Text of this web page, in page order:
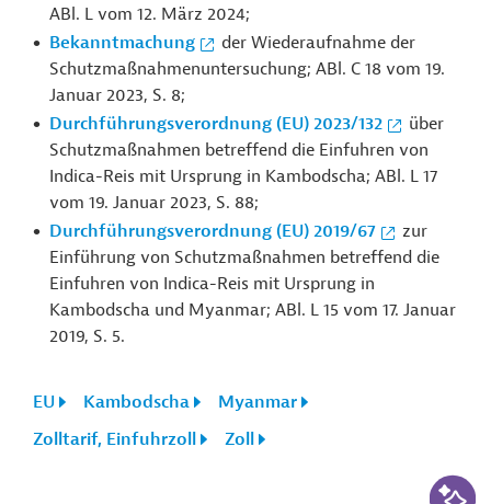
ABl. L vom 12. März 2024;
Bekanntmachung
der Wiederaufnahme der
Schutzmaßnahmenuntersuchung; ABl. C 18 vom 19.
Januar 2023, S. 8;
Durchführungsverordnung (EU) 2023/132
über
Schutzmaßnahmen betreffend die Einfuhren von
Indica-Reis mit Ursprung in Kambodscha; ABl. L 17
vom 19. Januar 2023, S. 88;
Durchführungsverordnung (EU) 2019/67
zur
Einführung von Schutzmaßnahmen betreffend die
Einfuhren von Indica-Reis mit Ursprung in
Kambodscha und Myanmar; ABl. L 15 vom 17. Januar
2019, S. 5.
EU Kambodscha
Myanmar
Zolltarif, Einfuhrzoll
Zoll
KI-